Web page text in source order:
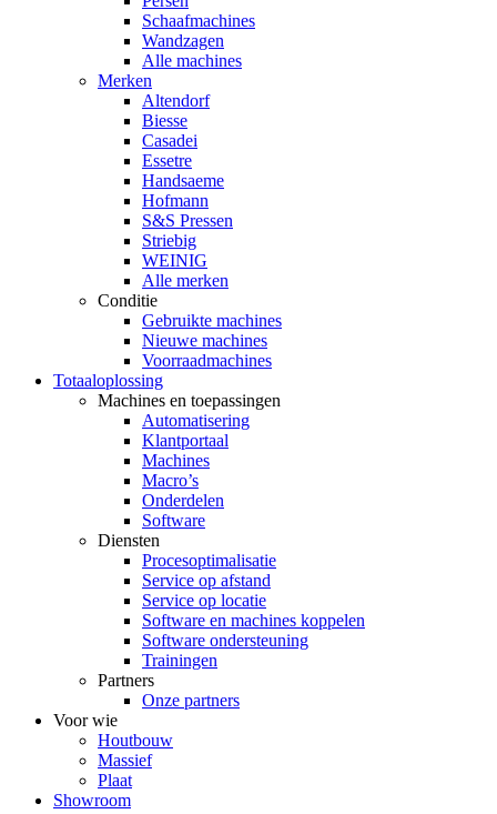
Schaafmachines
Wandzagen
Alle machines
Merken
Altendorf
Biesse
Casadei
Essetre
Handsaeme
Hofmann
S&S Pressen
Striebig
WEINIG
Alle merken
Conditie
Gebruikte machines
Nieuwe machines
Voorraadmachines
Totaaloplossing
Machines en toepassingen
Automatisering
Klantportaal
Machines
Macro’s
Onderdelen
Software
Diensten
Procesoptimalisatie
Service op afstand
Service op locatie
Software en machines koppelen
Software ondersteuning
Trainingen
Partners
Onze partners
Voor wie
Houtbouw
Massief
Plaat
Showroom